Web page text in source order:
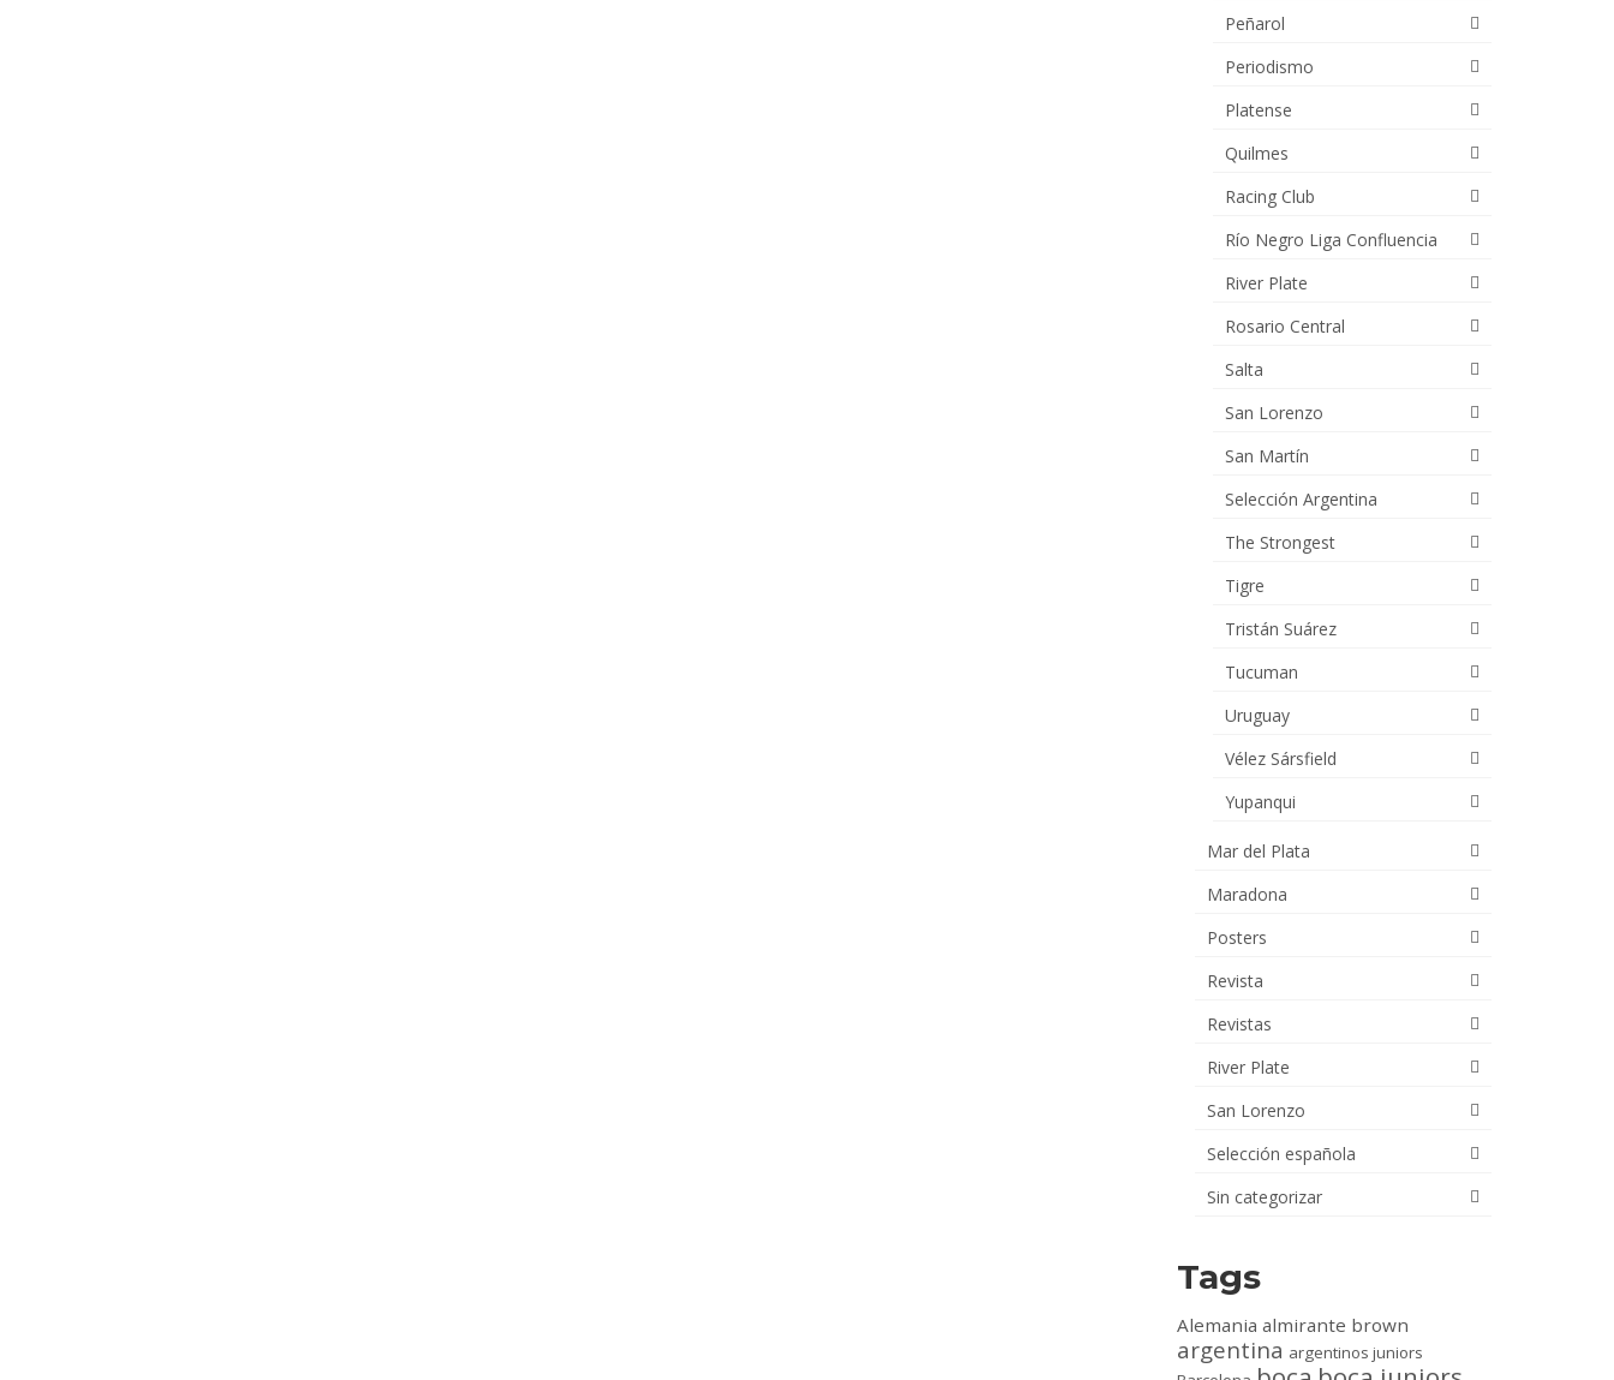
Peñarol
Periodismo
Platense
Quilmes
Racing Club
Río Negro Liga Confluencia
River Plate
Rosario Central
Salta
San Lorenzo
San Martín
Selección Argentina
The Strongest
Tigre
Tristán Suárez
Tucuman
Uruguay
Vélez Sársfield
Yupanqui
Mar del Plata
Maradona
Posters
Revista
Revistas
River Plate
San Lorenzo
Selección española
Sin categorizar
Tags
Alemania almirante brown
argentina argentinos juniors